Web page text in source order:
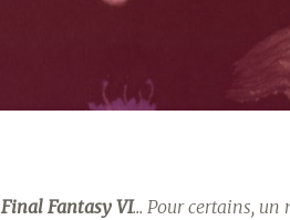
Final Fantasy VI... Pour certains,